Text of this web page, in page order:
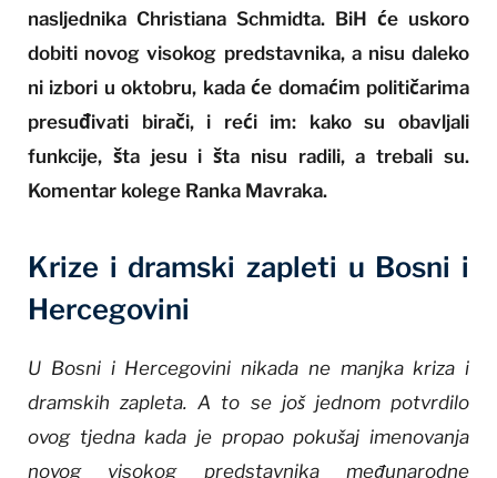
nasljednika Christiana Schmidta. BiH će uskoro
dobiti novog visokog predstavnika, a nisu daleko
ni izbori u oktobru, kada će domaćim političarima
presuđivati birači, i reći im: kako su obavljali
funkcije, šta jesu i šta nisu radili, a trebali su.
Komentar kolege Ranka Mavraka.
Krize i dramski zapleti u Bosni i
Hercegovini
U Bosni i Hercegovini nikada ne manjka kriza i
dramskih zapleta. A to se još jednom potvrdilo
ovog tjedna kada je propao pokušaj imenovanja
novog visokog predstavnika međunarodne